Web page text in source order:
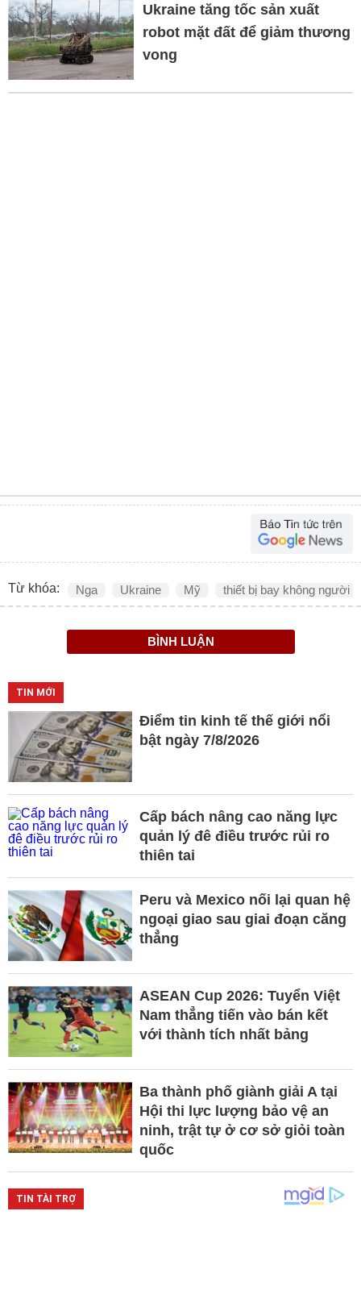
Ukraine tăng tốc sản xuất
robot mặt đất để giảm thương
vong
Từ khóa: Nga Ukraine Mỹ thiết bị bay không người
BÌNH LUẬN
TIN MỚI
Điểm tin kinh tế thế giới nổi
bật ngày 7/8/2026
Cấp bách nâng cao năng lực
quản lý đê điều trước rủi ro
thiên tai
Peru và Mexico nối lại quan hệ
ngoại giao sau giai đoạn căng
thẳng
ASEAN Cup 2026: Tuyển Việt
Nam thẳng tiến vào bán kết
với thành tích nhất bảng
Ba thành phố giành giải A tại
Hội thi lực lượng bảo vệ an
ninh, trật tự ở cơ sở giỏi toàn
quốc